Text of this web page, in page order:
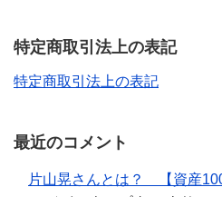
特定商取引法上の表記
特定商取引法上の表記
最近のコメント
片山晃さんとは？ 【資産